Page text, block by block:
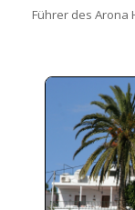
Führer des Arona